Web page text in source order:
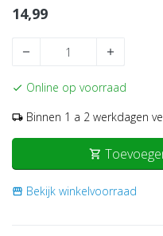
14,99
remove add
check Online op voorraad
local_shipping Binnen 1 a 2 werkdagen
shopping_cart
storefront Bekijk winkelvoorraad